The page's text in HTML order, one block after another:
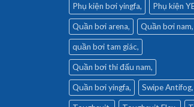
Phụ kiện bơi yingfa Phụ kiện
Quần bơi arena Quần bơi nam
quần bơi tam giác
Quần bơi thi đấu nam
Quần bơi yingfa Swipe Antifog